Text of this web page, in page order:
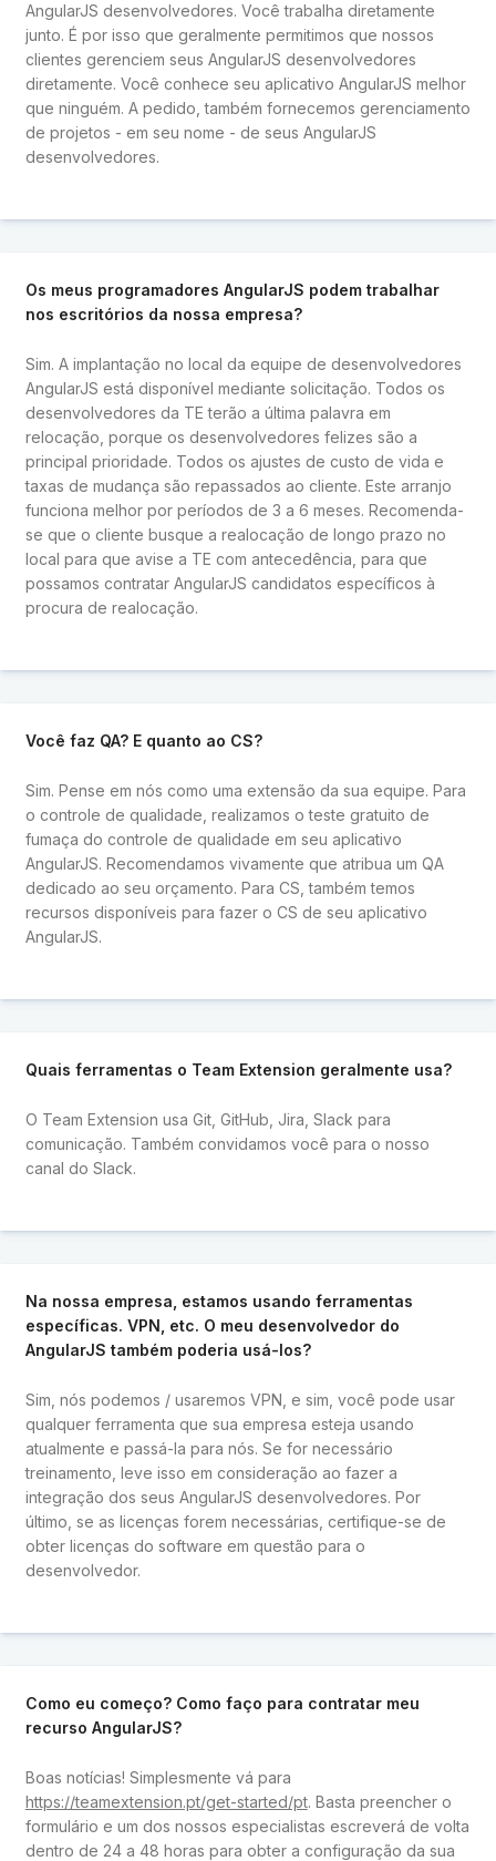
AngularJS desenvolvedores. Você trabalha diretamente
junto. É por isso que geralmente permitimos que nossos
clientes gerenciem seus AngularJS desenvolvedores
diretamente. Você conhece seu aplicativo AngularJS melhor
que ninguém. A pedido, também fornecemos gerenciamento
de projetos - em seu nome - de seus AngularJS
desenvolvedores.
Os meus programadores AngularJS podem trabalhar
nos escritórios da nossa empresa?
Sim. A implantação no local da equipe de desenvolvedores
AngularJS está disponível mediante solicitação. Todos os
desenvolvedores da TE terão a última palavra em
relocação, porque os desenvolvedores felizes são a
principal prioridade. Todos os ajustes de custo de vida e
taxas de mudança são repassados ​​ao cliente. Este arranjo
funciona melhor por períodos de 3 a 6 meses. Recomenda-
se que o cliente busque a realocação de longo prazo no
local para que avise a TE com antecedência, para que
possamos contratar AngularJS candidatos específicos à
procura de realocação.
Você faz QA? E quanto ao CS?
Sim. Pense em nós como uma extensão da sua equipe. Para
o controle de qualidade, realizamos o teste gratuito de
fumaça do controle de qualidade em seu aplicativo
AngularJS. Recomendamos vivamente que atribua um QA
dedicado ao seu orçamento. Para CS, também temos
recursos disponíveis para fazer o CS de seu aplicativo
AngularJS.
Quais ferramentas o Team Extension geralmente usa?
O Team Extension usa Git, GitHub, Jira, Slack para
comunicação. Também convidamos você para o nosso
canal do Slack.
Na nossa empresa, estamos usando ferramentas
específicas. VPN, etc. O meu desenvolvedor do
AngularJS também poderia usá-los?
Sim, nós podemos / usaremos VPN, e sim, você pode usar
qualquer ferramenta que sua empresa esteja usando
atualmente e passá-la para nós. Se for necessário
treinamento, leve isso em consideração ao fazer a
integração dos seus AngularJS desenvolvedores. Por
último, se as licenças forem necessárias, certifique-se de
obter licenças do software em questão para o
desenvolvedor.
Como eu começo? Como faço para contratar meu
recurso AngularJS?
Boas notícias! Simplesmente vá para
https://teamextension.pt/get-started/pt. Basta preencher o
formulário e um dos nossos especialistas escreverá de volta
dentro de 24 a 48 horas para obter a configuração da sua